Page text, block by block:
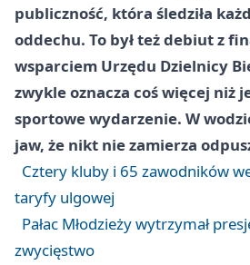
publiczność, która śledziła
oddechu. To był też debiut z
wsparciem Urzędu Dzielnicy
zwykle oznacza coś więcej niż
sportowe wydarzenie. W
jaw, że nikt nie zamierza
Cztery kluby i 65 zawodników
taryfy ulgowej
Pałac Młodzieży wytrzymał
zwycięstwo